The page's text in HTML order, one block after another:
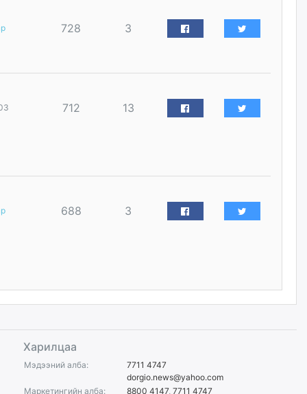
Өмгөөлөгч Б.Оюунбилэг:
"Урьхан" Б.Чинбат гэж хүн
суулгана гэх мэтээр дарамталдаг
нийлүүлэх ажлыг сэргээх
уржигдар
728 3
712 13
688 3
Харилцаа
Мэдээний алба:
7711 4747
dorgio.news@yahoo.com
Маркетингийн алба:
8800 4147, 7711 4747